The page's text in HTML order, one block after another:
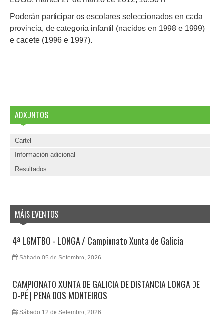
Poderán participar os escolares seleccionados en cada
provincia, de categoría infantil (nacidos en 1998 e 1999)
e cadete (1996 e 1997).
ADXUNTOS
Cartel
Información adicional
Resultados
MÁIS EVENTOS
4ª LGMTBO - LONGA / Campionato Xunta de Galicia
Sábado 05 de Setembro, 2026
CAMPIONATO XUNTA DE GALICIA DE DISTANCIA LONGA DE
O-PÉ | PENA DOS MONTEIROS
Sábado 12 de Setembro, 2026